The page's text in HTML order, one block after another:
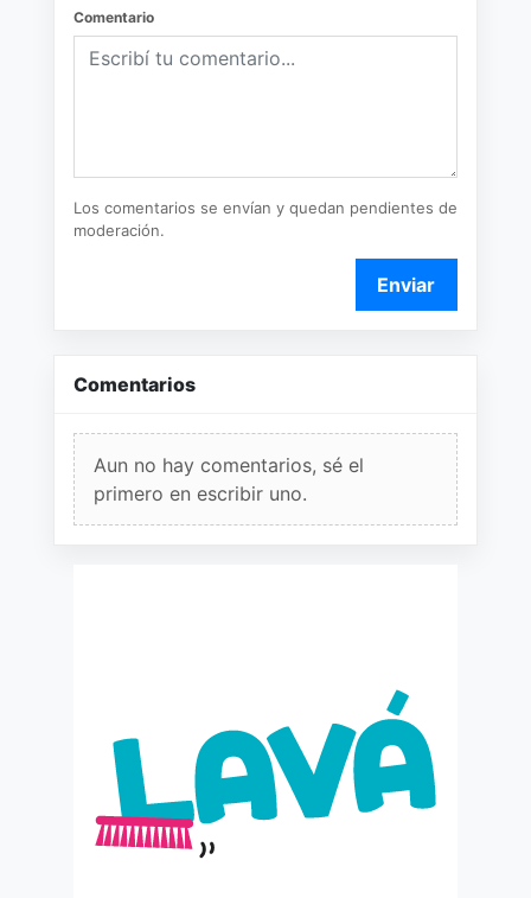
Comentario
Los comentarios se envían y quedan pendientes de
moderación.
Enviar
Comentarios
Aun no hay comentarios, sé el
primero en escribir uno.